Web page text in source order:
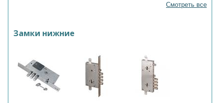
Смотреть все
Замки нижние